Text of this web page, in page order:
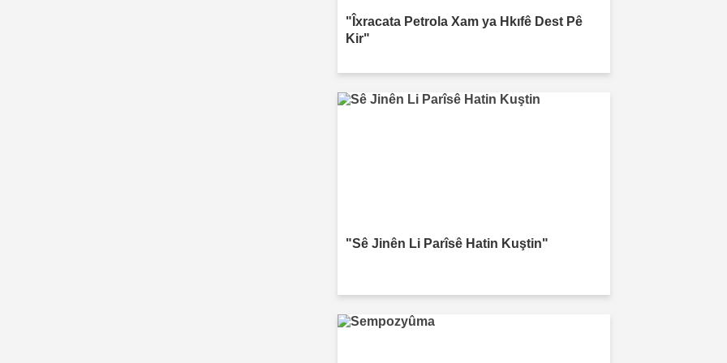
"Îxracata Petrola Xam ya Hkıfê Dest Pê
Kir"
"Sê Jinên Li Parîsê Hatin Kuştin"